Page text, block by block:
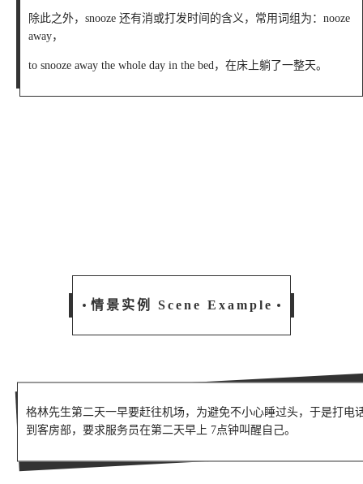
除此之外，snooze 还有消或打发时间的含义，常用词组为：nooze
away，
to snooze away the whole day in the bed，在床上躺了一整天。
情景实例 Scene Example
格林先生第二天一早要赶往机场，为避免不小心睡过头，于是打电
到客房部，要求服务员在第二天早上 7点钟叫醒自己。